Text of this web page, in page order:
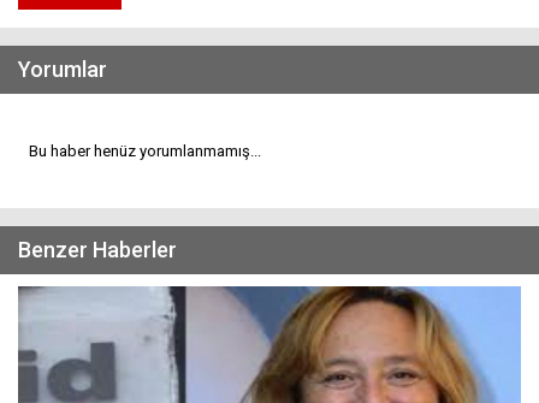
Yorumlar
Bu haber henüz yorumlanmamış...
Benzer Haberler